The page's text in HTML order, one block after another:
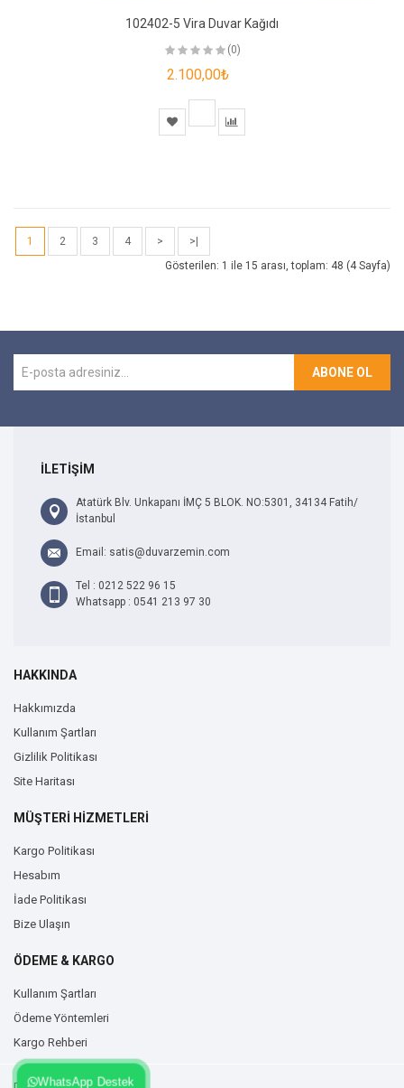
102402-5 Vira Duvar Kağıdı
(0)
2.100,00₺
1 2 3 4 >
>|
Gösterilen: 1 ile 15 arası, toplam: 48 (4 Sayfa)
ABONE OL
İLETİŞİM
Atatürk Blv. Unkapanı İMÇ 5 BLOK. NO:5301, 34134 Fatih/
İstanbul
Email: satis@duvarzemin.com
Tel : 0212 522 96 15
Whatsapp : 0541 213 97 30
HAKKINDA
Hakkımızda
Kullanım Şartları
Gizlilik Politikası
Site Haritası
MÜŞTERİ HİZMETLERİ
Kargo Politikası
Hesabım
İade Politikası
Bize Ulaşın
ÖDEME & KARGO
Kullanım Şartları
Ödeme Yöntemleri
Kargo Rehberi
WhatsApp Destek